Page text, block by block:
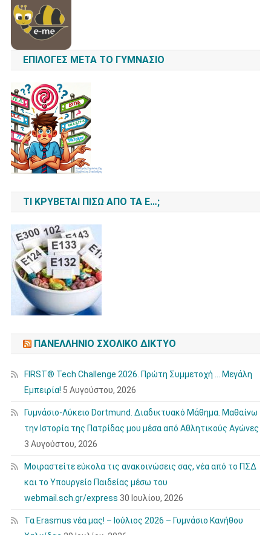
ΕΠΙΛΟΓΈΣ ΜΕΤΆ ΤΟ ΓΥΜΝΆΣΙΟ
ΤΙ ΚΡΎΒΕΤΑΙ ΠΊΣΩ ΑΠΌ ΤΑ Ε…;
ΠΑΝΕΛΛΉΝΙΟ ΣΧΟΛΙΚΌ ΔΊΚΤΥΟ
FIRST® Tech Challenge 2026. Πρώτη Συμμετοχή … Μεγάλη
Εμπειρία! 5 Αυγούστου, 2026
Γυμνάσιο-Λύκειο Dortmund. Διαδικτυακό Μάθημα. Μαθαίνω
την Ιστορία της Πατρίδας μου μέσα από Αθλητικούς Αγώνες
3 Αυγούστου, 2026
Μοιραστείτε εύκολα τις ανακοινώσεις σας, νέα από το ΠΣΔ
και το Υπουργείο Παιδείας μέσω του
webmail.sch.gr/express 30 Ιουλίου, 2026
Τα Erasmus νέα μας! – Ιούλιος 2026 – Γυμνάσιο Κανήθου